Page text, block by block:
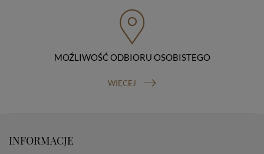
organu nadzorczego (Prezesa Urzędu Ochrony Danych
Osobowych, ul. Stawki 2, 00-193 Warszawa) oraz
prawo do cofnięcia zgody na przetwarzanie danych
osobowych (masz prawo cofnięcia zgody na
przetwarzanie danych w dowolnym momencie;
przetwarzania, którego dokonano na podstawie Twojej
zgody przed jej cofnięciem). W celu wykonania swoich
nie podasz danych, nie będziesz mógł przeglądać
zawartości naszej strony
MOŹLIWOŚĆ ODBIORU OSOBISTEGO
WIĘCEJ
INFORMACJE